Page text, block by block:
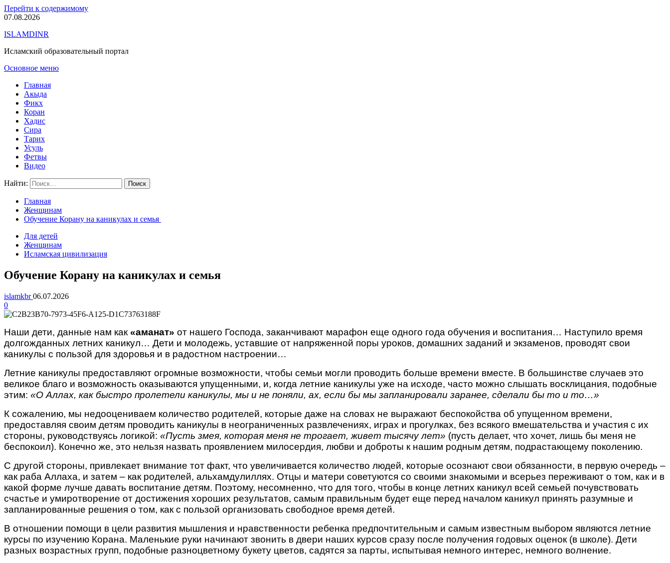
Перейти к содержимому
07.08.2026
ISLAMDINR
Исламский образовательный портал
Основное меню
Главная
Акыда
Фикх
Коран
Хадис
Сира
Тарих
Усуль
Фетвы
Видео
Найти:
Главная
Женщинам
Обучение Корану на каникулах и семья
Для детей
Женщинам
Исламская цивилизация
Обучение Корану на каникулах и семья
islamkbr06.07.2026
0
Наши дети, данные нам как «аманат» от нашего Господа, заканчивают марафон еще одного года обучения и воспитания… Наступило время
долгожданных летних каникул… Дети и молодежь, уставшие от напряженной поры уроков, домашних заданий и экзаменов, проводят свои
каникулы с пользой для здоровья и в радостном настроении…
Летние каникулы предоставляют огромные возможности, чтобы семьи могли проводить больше времени вместе. В большинстве случаев это
великое благо и возможность оказываются упущенными, и, когда летние каникулы уже на исходе, часто можно слышать восклицания, подобные
этим: «О Аллах, как быстро пролетели каникулы, мы и не поняли, ах, если бы мы запланировали заранее, сделали бы то и то…»
К сожалению, мы недооцениваем количество родителей, которые даже на словах не выражают беспокойства об упущенном времени,
предоставляя своим детям проводить каникулы в неограниченных развлечениях, играх и прогулках, без всякого вмешательства и участия с их
стороны, руководствуясь логикой: «Пусть змея, которая меня не трогает, живет тысячу лет» (пусть делает, что хочет, лишь бы меня не
беспокоил). Конечно же, это нельзя назвать проявлением милосердия, любви и доброты к нашим родным детям, подрастающему поколению.
С другой стороны, привлекает внимание тот факт, что увеличивается количество людей, которые осознают свои обязанности, в первую очередь –
как раба Аллаха, и затем – как родителей, альхамдулиллях. Отцы и матери советуются со своими знакомыми и всерьез переживают о том, как и в
какой форме лучше давать воспитание детям. Поэтому, несомненно, что для того, чтобы в конце летних каникул всей семьей почувствовать
счастье и умиротворение от достижения хороших результатов, самым правильным будет еще перед началом каникул принять разумные и
запланированные решения о том, как с пользой организовать свободное время детей.
В отношении помощи в цели развития мышления и нравственности ребенка предпочтительным и самым известным выбором являются летние
курсы по изучению Корана. Маленькие руки начинают звонить в двери наших курсов сразу после получения годовых оценок (в школе). Дети
разных возрастных групп, подобные разноцветному букету цветов, садятся за парты, испытывая немного интерес, немного волнение.